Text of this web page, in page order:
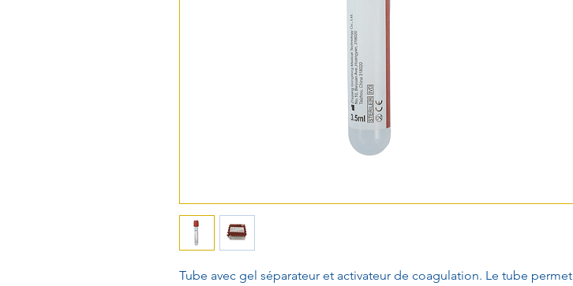
Tube avec gel séparateur et activateur de coagulation. Le tube permet